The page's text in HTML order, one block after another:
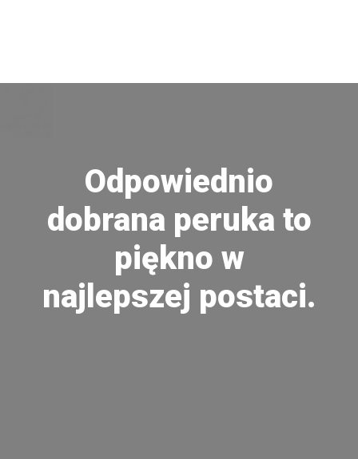
Odpowiednio
dobrana peruka to
piękno w
najlepszej postaci.